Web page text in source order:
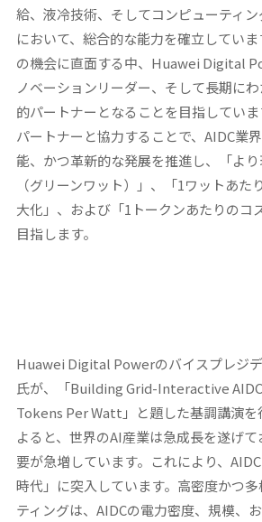
給、液冷技術、そしてコンピューティ
において、総合的な能力を確立していま
の機会に直面する中、Huawei Digital
ノベーションリーダー、そして長期に
的パートナーとなることを目指してい
パートナーと協力することで、AIDC業
能、かつ革新的な発展を推進し、「よ
（グリーンワット）」、「1ワットあた
大化」、および「1トークンあたりのコ
目指します。
Huawei Digital Powerのバイスプレジ
氏が、「Building Grid-Interactive
Tokens Per Watt」と題した基調講演
よると、世界のAI産業は急成長を遂げ
要が急増しています。これにより、
時代」に突入しています。高密度かつ
ティングは、AIDCの電力密度、規模、